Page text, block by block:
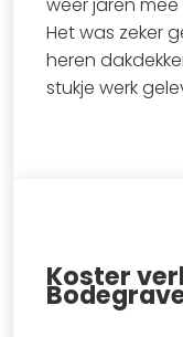
Het was zeker
heren
stukje werk
Koster